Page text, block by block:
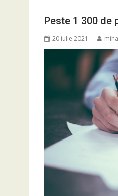
Peste 1 300 de
20 iulie 2021